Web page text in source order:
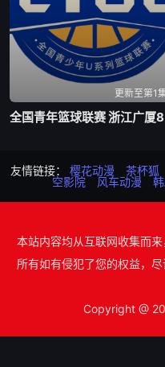
更新至第1
友情链接： 樱花动漫 茶杯狐
空影院
风车动漫
本站内容均从互联网收集而
所有如有侵犯了您的权益，
Copyright @